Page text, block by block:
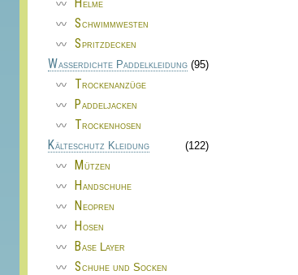
Helme
Schwimmwesten
Spritzdecken
Wasserdichte Paddelkleidung (95)
Trockenanzüge
Paddeljacken
Trockenhosen
Kälteschutz Kleidung
(122)
Mützen
Handschuhe
Neopren
Hosen
Base Layer
Schuhe und Socken